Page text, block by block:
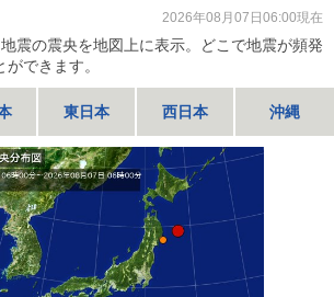
2026年08月07日06:00現在
震の震央を地図上に表示。どこで地震が頻発
できます。
東日本 西日本 沖縄